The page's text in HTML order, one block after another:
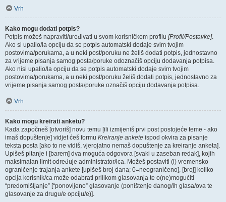
Vrh
Kako mogu dodati potpis?
Potpis možeš napraviti/uređivati u svom korisničkom profilu [Profil/Postavke].
Ako si upalio/la opciju da se potpis automatski dodaje svim tvojim
postovima/porukama, a u neki post/poruku ne želiš dodati potpis, jednostavno
za vrijeme pisanja samog posta/poruke odoznačiš opciju dodavanja potpisa.
Ako nisi upalio/la opciju da se potpis automatski dodaje svim tvojim
postovima/porukama, a u neki post/poruku želiš dodati potpis, jednostavno za
vrijeme pisanja samog posta/poruke označiš opciju dodavanja potpisa.
Vrh
Kako mogu kreirati anketu?
Kada započneš [otvoriš] novu temu [ili izmijeniš prvi post postojeće teme - ako
imaš dopuštenje] vidjet ćeš formu Kreiranje ankete ispod okvira za pisanje
teksta posta [ako to ne vidiš, vjerojatno nemaš dopuštenje za kreiranje anketa].
Upišeš pitanje i [barem] dva moguća odgovora [svaki u zaseban redak], kojih
maksimalan limit određuje administrator/ica. Možeš postaviti (i) vremensko
ograničenje trajanja ankete [upišeš broj dana; 0=neograničeno], [broj] koliko
opcija korisnik/ca može odabrati prilikom glasovanja te o(ne)mogućiti
“predomišljanje” [“ponovljeno” glasovanje (poništenje danog/ih glasa/ova te
glasovanje za drugu/e opciju/e)].